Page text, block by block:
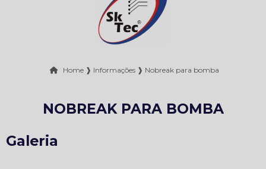
Home ❱ Informações ❱ Nobreak para bomba
NOBREAK PARA BOMBA
Galeria